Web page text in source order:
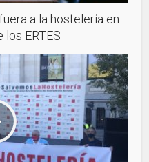
a la hostelería en
los ERTES